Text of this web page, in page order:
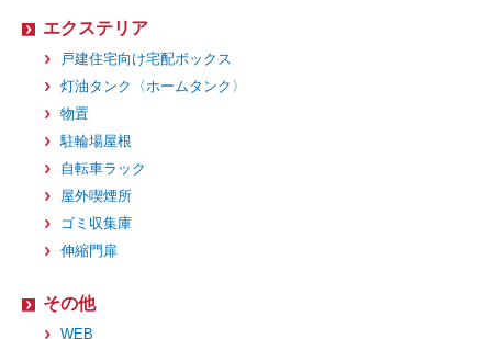
エクステリア
戸建住宅向け宅配ボックス
灯油タンク〈ホームタンク〉
物置
駐輪場屋根
自転車ラック
屋外喫煙所
ゴミ収集庫
伸縮門扉
その他
WEB